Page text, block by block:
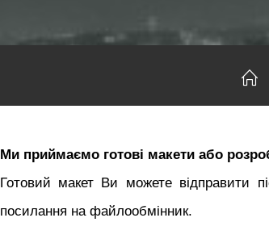
Ми приймаємо готові макети або
Готовий макет Ви можете відправити
посилання на файлообмінник.